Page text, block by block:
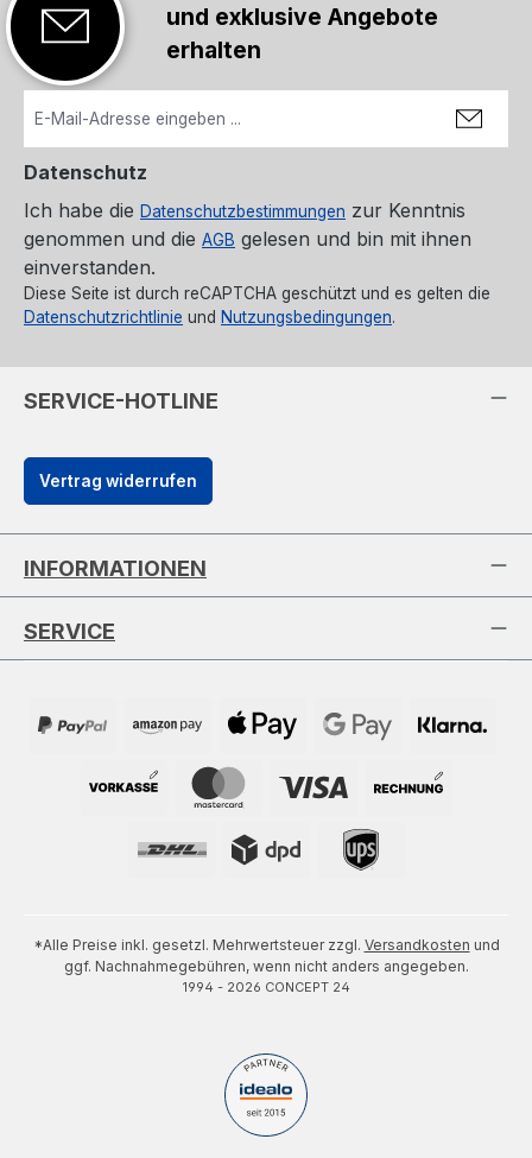
und exklusive Angebote
erhalten
Datenschutz
Ich habe die Datenschutzbestimmungen zur Kenntnis
genommen und die AGB gelesen und bin mit ihnen
einverstanden.
Diese Seite ist durch reCAPTCHA geschützt und es gelten die
Datenschutzrichtlinie und Nutzungsbedingungen.
SERVICE-HOTLINE
Vertrag widerrufen
INFORMATIONEN
SERVICE
*Alle Preise inkl. gesetzl. Mehrwertsteuer zzgl. Versandkosten und
ggf. Nachnahmegebühren, wenn nicht anders angegeben.
1994 - 2026 CONCEPT 24